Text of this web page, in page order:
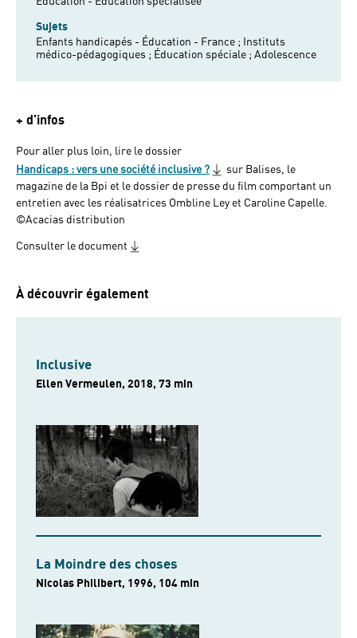
Sujets
Enfants handicapés - Éducation - France ;
Instituts
médico-pédagogiques ; Éducation spéciale ; Adolescence
+ d'infos
Pour aller plus loin, lire le dossier
Handicaps : vers une société inclusive ?
sur Balises, le
magazine de la Bpi et le dossier de presse du film comportant un
entretien avec les réalisatrices Ombline Ley et Caroline Capelle.
©Acacias distribution
Consulter le document
À découvrir également
Inclusive
Ellen Vermeulen, 2018, 73 min
La Moindre des choses
Nicolas Philibert, 1996, 104 min